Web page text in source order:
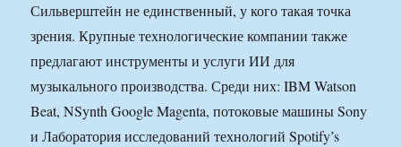
Сильверштейн не единственный, у кого такая точка
зрения. Крупные технологические компании также
предлагают инструменты и услуги ИИ для
музыкального производства. Среди них: IBM Watson
Beat, NSynth Google Magenta, потоковые машины Sony
и Лаборатория исследований технологий Spotify’s